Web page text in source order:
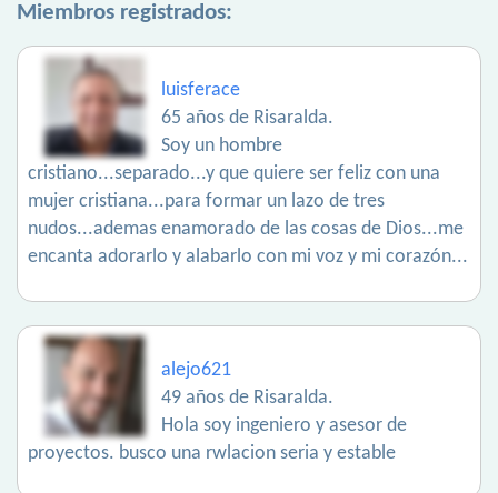
Miembros registrados:
luisferace
65 años de Risaralda.
Soy un hombre
cristiano...separado...y que quiere ser feliz con una
mujer cristiana...para formar un lazo de tres
nudos...ademas enamorado de las cosas de Dios...me
encanta adorarlo y alabarlo con mi voz y mi corazón...
alejo621
49 años de Risaralda.
Hola soy ingeniero y asesor de
proyectos. busco una rwlacion seria y estable